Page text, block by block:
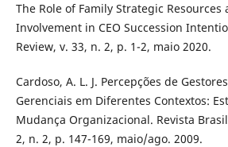
The Role of Family Strategic Resources
Involvement in CEO Succession
Review, v. 33, n. 2, p. 1-2, maio 2020.
Cardoso, A. L. J. Percepções de
Gerenciais em Diferentes Contextos:
Mudança Organizacional. Revista
2, n. 2, p. 147-169, maio/ago. 2009.